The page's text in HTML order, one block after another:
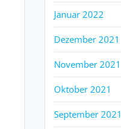
Januar 2022
Dezember 2021
November 2021
Oktober 2021
September 2021